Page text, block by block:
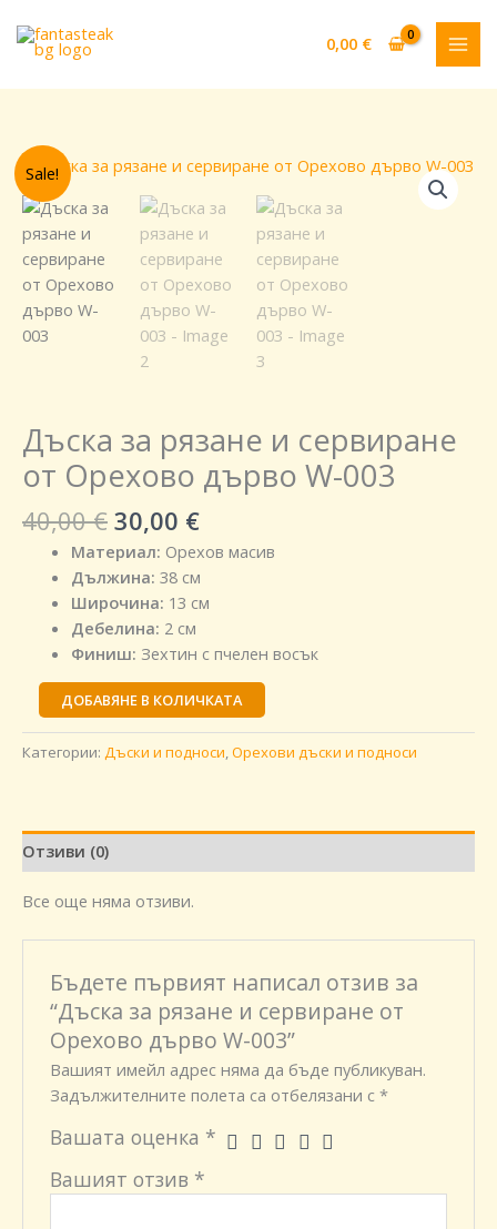
content
0,00 €
Sale!
Дъска за рязане и сервиране
от Орехово дърво W-003
40,00€
Original
price
was:
40,00 €.
30,00 €
Текущата
цена
е:
30,00 €.
Материал: Орехов масив
Дължина: 38 см
Широчина: 13 см
Дебелина: 2 см
Финиш: Зехтин с пчелен восък
количество
за
Дъска
за
рязане
и
сервиране
от
003
ДОБАВЯНЕ В КОЛИЧКАТА
Категории: Дъски и подноси,Орехови дъски и подноси
Отзиви (0)
Все още няма отзиви.
Бъдете първият написал отзив за
“Дъска за рязане и сервиране от
Орехово дърво W-003”
Вашият имейл адрес няма да бъде публикуван.
Задължителните полета са отбелязани с*
Вашата оценка *
Вашият отзив *